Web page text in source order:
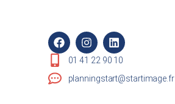
01 41 22 90 10
planningstart@startimage.fr